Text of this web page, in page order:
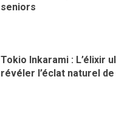
seniors
Tokio Inkarami : L’élixir
révéler l’éclat naturel